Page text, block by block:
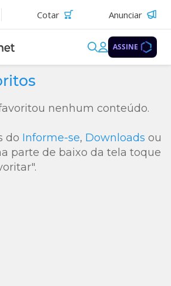
Cotar Anunciar
ASSINE
nenhum conteúdo.
do Informe-se, Downloads ou
parte de baixo da tela toque